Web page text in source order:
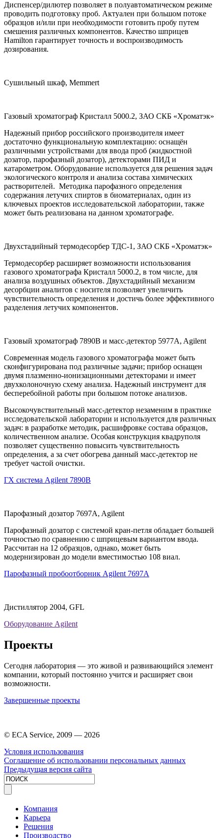
Диспенсер/дилютер позволяет в полуавтоматическом режиме
проводить подготовку проб. Актуален при большом потоке
образцов и/или при необходимости готовить пробу путем
смешения различных компонентов. Качество шприцев
Hamilton гарантирует точность и воспроизводимость
дозирования.
Сушильный шкаф, Memmert
Газовый хроматограф Кристалл 5000.2, ЗАО СКБ «Хроматэк»
Надежный прибор российского производителя имеет
достаточно функциональную комплектацию: оснащён
различными устройствами для ввода проб (жидкостной
дозатор, парофазный дозатор), детекторами ПИД и
катарометром. Оборудование используется для решения задач
экологического контроля и анализа состава химических
растворителей. Методика парофазного определения
содержания летучих спиртов в биоматериалах, один из
ключевых проектов исследовательской лаборатории, также
может быть реализована на данном хроматографе.
Двухстадийный термодесорбер ТДС-1, ЗАО СКБ «Хроматэк»
Термодесорбер расширяет возможности использования
газового хроматографа Кристалл 5000.2, в том числе, для
анализа воздушных объектов. Двухстадийный механизм
десорбции аналитов с носителя позволяет увеличить
чувствительность определения и достичь более эффективного
разделения летучих компонентов.
Газовый хроматограф 7890B и масс-детектор 5977A, Agilent
Современная модель газового хроматографа может быть
сконфигурирована под различные задачи; прибор оснащен
двумя плазменно-ионизационными детекторами и имеет
двухколоночную схему анализа. Надежный инструмент для
бесперебойной работы при большом потоке анализов.
Высокочувствительный масс-детектор незаменим в практике
исследовательской лаборатории и используется для различных
задач: в разработке методик, расшифровке состава образцов,
количественном анализе. Особая конструкция квадруполя
позволяет существенно повысить чувствительность
определения, а за счет обогрева данный масс-детектор не
требует частой очистки.
ГХ система Agilent 7890B
Парофазный дозатор 7697A, Agilent
Парофазный дозатор с системой кран-петля обладает большей
точностью по сравнению с шприцевым вариантом ввода.
Рассчитан на 12 образцов, однако, может быть
модернизирован до модели вместимостью 108 виал.
Парофазный пробоотборник Agilent 7697A
Дистиллятор 2004, GFL
Оборудование Agilent
Проекты
Сегодня лаборатория — это живой и развивающийся элемент
компании, который постоянно учится и расширяет свои
возможности.
Завершенные проекты
© ECA Service, 2009 — 2026
Условия использования
Соглашение об использовании персональных данных
Предыдущая версия сайта
Компания
Карьера
Решения
Производство